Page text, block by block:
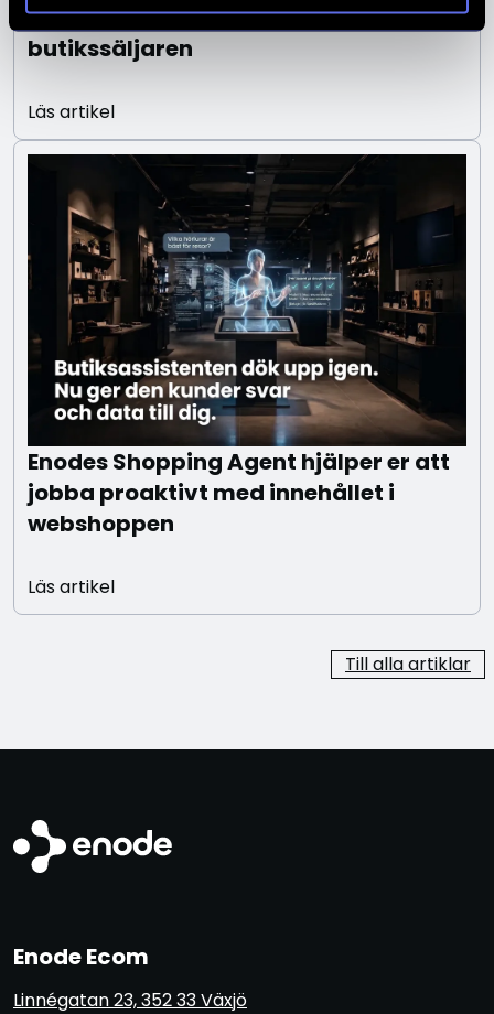
Pressmeddelande: Enode återinför
butikssäljaren
Läs artikel
Enodes Shopping Agent hjälper er att
jobba proaktivt med innehållet i
webshoppen
Läs artikel
Till alla artiklar
Enode Ecom
Linnégatan 23, 352 33 Växjö